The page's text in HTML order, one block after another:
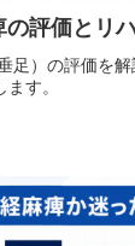
評価とリ
足）の評価を
す。